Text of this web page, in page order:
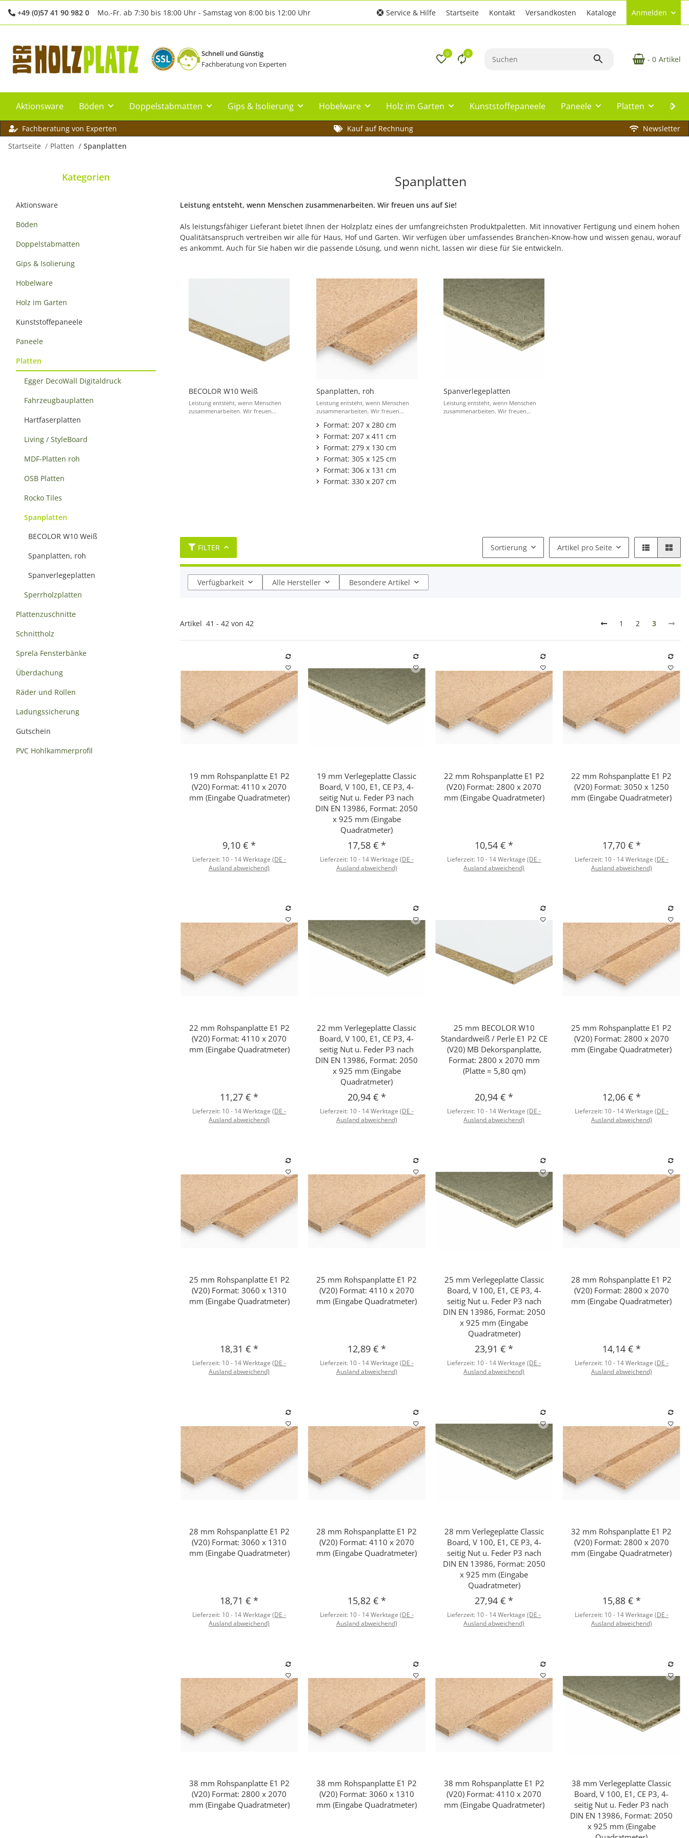
+49 (0)57 41 90 982 0 Mo.-Fr. ab 7:30 bis 18:00 Uhr - Samstag von 8:00 bis 12:00 Uhr Service & Hilfe Startseite Kontakt Versandkosten Kataloge Anmelden
Schnell und Günstig
Fachberatung von Experten
0 0
- 0 Artikel
Aktionsware Böden Doppelstabmatten Gips & Isolierung Hobelware Holz im Garten Kunststoffepaneele Paneele Platten
Fachberatung von Experten Kauf auf Rechnung
Newsletter
Startseite
Platten Spanplatten
Spanplatten
Leistung entsteht, wenn Menschen zusammenarbeiten. Wir freuen uns auf Sie!
Als leistungsfähiger Lieferant bietet Ihnen der Holzplatz eines der umfangreichsten Produktpaletten. Mit innovativer Fertigung und einem hohen
Qualitätsanspruch vertreiben wir alle für Haus, Hof und Garten. Wir verfügen über umfassendes Branchen-Know-how und wissen genau, worauf
es ankommt. Auch für Sie haben wir die passende Lösung, und wenn nicht, lassen wir diese für Sie entwickeln.
BECOLOR W10 Weiß
Leistung entsteht, wenn Menschen
zusammenarbeiten. Wir freuen...
Spanplatten, roh
Leistung entsteht, wenn Menschen
zusammenarbeiten. Wir freuen...
Format: 207 x 280 cm
Format: 207 x 411 cm
Format: 279 x 130 cm
Format: 305 x 125 cm
Format: 306 x 131 cm
Format: 330 x 207 cm
Spanverlegeplatten
Leistung entsteht, wenn Menschen
zusammenarbeiten. Wir freuen...
FILTER Sortierung Artikel pro Seite
Verfügbarkeit Alle Hersteller Besondere Artikel
Artikel 41 - 42 von 42 1 2 3
Schnellkauf
19 mm Rohspanplatte E1 P2
(V20) Format: 4110 x 2070
mm (Eingabe Quadratmeter)
9,10 €*
Lieferzeit: 10 - 14 Werktage(DE -
Ausland abweichend)
Schnellkauf
19 mm Verlegeplatte Classic
Board, V 100, E1, CE P3, 4-
seitig Nut u. Feder P3 nach
DIN EN 13986, Format: 2050
x 925 mm (Eingabe
Quadratmeter)
17,58 € *
Lieferzeit: 10 - 14 Werktage (DE -
Ausland abweichend)
Schnellkauf
22 mm Rohspanplatte E1 P2
(V20) Format: 2800 x 2070
mm (Eingabe Quadratmeter)
10,54 €*
Lieferzeit: 10 - 14 Werktage(DE -
Ausland abweichend)
Schnellkauf
22 mm Rohspanplatte E1 P2
(V20) Format: 3050 x 1250
mm (Eingabe Quadratmeter)
17,70 € *
Lieferzeit: 10 - 14 Werktage (DE -
Ausland abweichend)
Schnellkauf
22 mm Rohspanplatte E1 P2
(V20) Format: 4110 x 2070
mm (Eingabe Quadratmeter)
11,27 €*
Lieferzeit: 10 - 14 Werktage(DE -
Ausland abweichend)
Schnellkauf
22 mm Verlegeplatte Classic
Board, V 100, E1, CE P3, 4-
seitig Nut u. Feder P3 nach
DIN EN 13986, Format: 2050
x 925 mm (Eingabe
Quadratmeter)
20,94 € *
Lieferzeit: 10 - 14 Werktage (DE -
Ausland abweichend)
Schnellkauf
25 mm BECOLOR W10
Standardweiß / Perle E1 P2 CE
(V20) MB Dekorspanplatte,
Format: 2800 x 2070 mm
(Platte = 5,80 qm)
20,94 €*
Lieferzeit: 10 - 14 Werktage(DE -
Ausland abweichend)
Schnellkauf
25 mm Rohspanplatte E1 P2
(V20) Format: 2800 x 2070
mm (Eingabe Quadratmeter)
12,06 € *
Lieferzeit: 10 - 14 Werktage (DE -
Ausland abweichend)
Schnellkauf
25 mm Rohspanplatte E1 P2
(V20) Format: 3060 x 1310
mm (Eingabe Quadratmeter)
18,31 €*
Lieferzeit: 10 - 14 Werktage(DE -
Ausland abweichend)
Schnellkauf
25 mm Rohspanplatte E1 P2
(V20) Format: 4110 x 2070
mm (Eingabe Quadratmeter)
12,89 € *
Lieferzeit: 10 - 14 Werktage (DE -
Ausland abweichend)
Schnellkauf
25 mm Verlegeplatte Classic
Board, V 100, E1, CE P3, 4-
seitig Nut u. Feder P3 nach
DIN EN 13986, Format: 2050
x 925 mm (Eingabe
Quadratmeter)
23,91 €*
Lieferzeit: 10 - 14 Werktage(DE -
Ausland abweichend)
Schnellkauf
28 mm Rohspanplatte E1 P2
(V20) Format: 2800 x 2070
mm (Eingabe Quadratmeter)
14,14 € *
Lieferzeit: 10 - 14 Werktage (DE -
Ausland abweichend)
Schnellkauf
28 mm Rohspanplatte E1 P2
(V20) Format: 3060 x 1310
mm (Eingabe Quadratmeter)
18,71 €*
Lieferzeit: 10 - 14 Werktage(DE -
Ausland abweichend)
Schnellkauf
28 mm Rohspanplatte E1 P2
(V20) Format: 4110 x 2070
mm (Eingabe Quadratmeter)
15,82 € *
Lieferzeit: 10 - 14 Werktage (DE -
Ausland abweichend)
Schnellkauf
28 mm Verlegeplatte Classic
Board, V 100, E1, CE P3, 4-
seitig Nut u. Feder P3 nach
DIN EN 13986, Format: 2050
x 925 mm (Eingabe
Quadratmeter)
27,94 €*
Lieferzeit: 10 - 14 Werktage(DE -
Ausland abweichend)
Schnellkauf
32 mm Rohspanplatte E1 P2
(V20) Format: 2800 x 2070
mm (Eingabe Quadratmeter)
15,88 € *
Lieferzeit: 10 - 14 Werktage (DE -
Ausland abweichend)
Schnellkauf
38 mm Rohspanplatte E1 P2
(V20) Format: 2800 x 2070
mm (Eingabe Quadratmeter)
Schnellkauf
38 mm Rohspanplatte E1 P2
(V20) Format: 3060 x 1310
mm (Eingabe Quadratmeter)
Schnellkauf
38 mm Rohspanplatte E1 P2
(V20) Format: 4110 x 2070
mm (Eingabe Quadratmeter)
Schnellkauf
38 mm Verlegeplatte Classic
Board, V 100, E1, CE P3, 4-
seitig Nut u. Feder P3 nach
DIN EN 13986, Format: 2050
x 925 mm (Eingabe
Kategorien
Aktionsware
Böden
Doppelstabmatten
Gips & Isolierung
Hobelware
Holz im Garten
Kunststoffepaneele
Paneele
Platten
Egger DecoWall Digitaldruck
Fahrzeugbauplatten
Hartfaserplatten
Living / StyleBoard
MDF-Platten roh
OSB Platten
Rocko Tiles
Spanplatten
BECOLOR W10 Weiß
Spanplatten, roh
Spanverlegeplatten
Sperrholzplatten
Plattenzuschnitte
Schnittholz
Sprela Fensterbänke
Überdachung
Räder und Rollen
Ladungssicherung
Gutschein
PVC Hohlkammerprofil